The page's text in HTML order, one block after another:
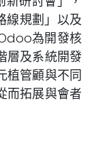
線規劃」以及
為開發核
層及系統開發
植管顧與不同
而拓展與會者